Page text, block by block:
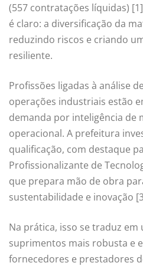
(557 contratações líquidas)
é claro: a diversificação da
reduzindo riscos e criando
resiliente.
Profissões ligadas à análise
operações industriais estão
demanda por inteligência de
operacional. A prefeitura
qualificação, com destaque
Profissionalizante de
que prepara mão de obra
sustentabilidade e inovação
Na prática, isso se traduz em
suprimentos mais robusta e
fornecedores e prestadores